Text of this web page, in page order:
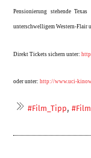
Pensionierung stehen­de
unterschwelligem Western-Fla­ir
Direkt Tickets sichern unter:
oder unter:http://www.uci-
#Film_Tipp,